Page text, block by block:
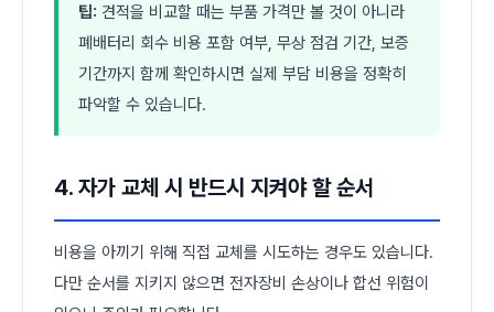
팁: 견적을 비교할 때는 부품 가격만 볼 것이 아니라
폐배터리 회수 비용 포함 여부, 무상 점검 기간, 보증
기간까지 함께 확인하시면 실제 부담 비용을 정확히
파악할 수 있습니다.
4. 자가 교체 시 반드시 지켜야 할 순서
비용을 아끼기 위해 직접 교체를 시도하는 경우도 있습니다.
다만 순서를 지키지 않으면 전자장비 손상이나 합선 위험이